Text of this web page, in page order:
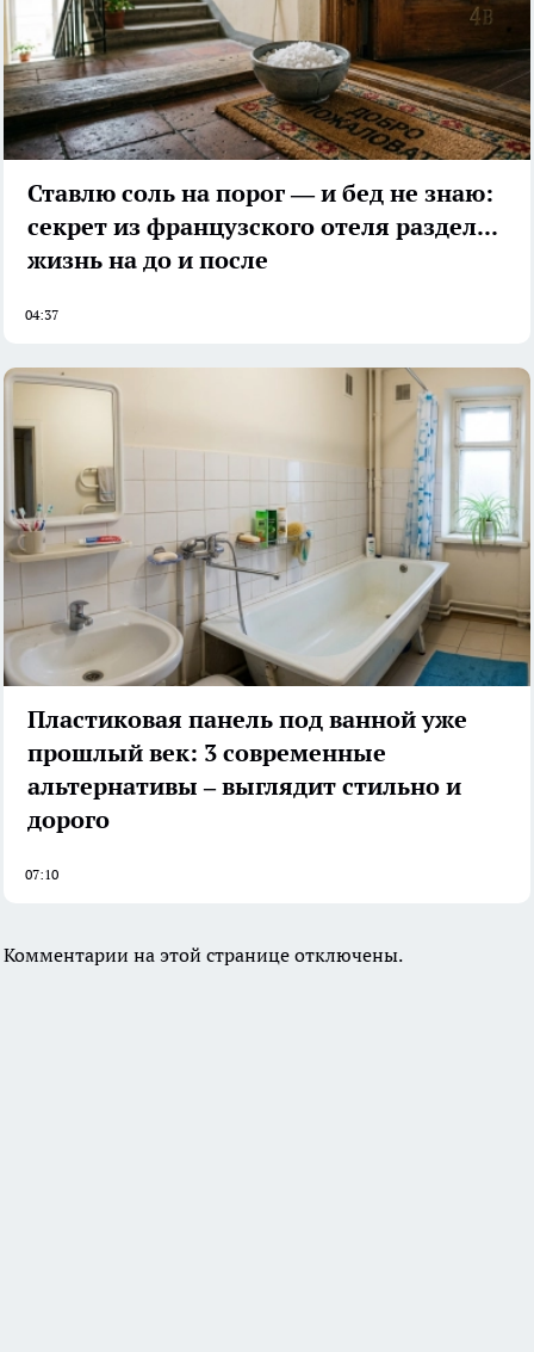
Ставлю соль на порог — и бед не знаю:
секрет из французского отеля разделил
жизнь на до и после
04:37
Пластиковая панель под ванной уже
прошлый век: 3 современные
альтернативы – выглядит стильно и
дорого
07:10
Комментарии на этой странице отключены.